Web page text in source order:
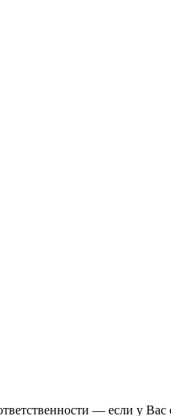
— если у Вас